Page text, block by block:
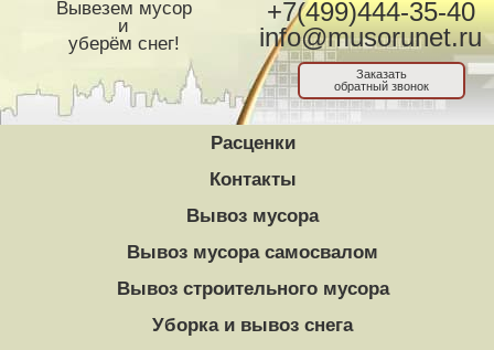
Вывезем мусор
и
уберём снег!
+7(499)444-35-40
info@musorunet.ru
Заказать
обратный звонок
Расценки
Контакты
Вывоз мусора
Вывоз мусора самосвалом
Вывоз строительного мусора
Уборка и вывоз снега